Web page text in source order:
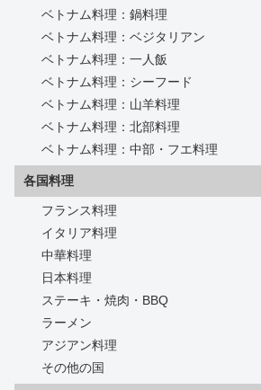
ベトナム料理：鍋料理
ベトナム料理：ベジタリアン
ベトナム料理：一人飯
ベトナム料理：シーフード
ベトナム料理：山羊料理
ベトナム料理：北部料理
ベトナム料理：中部・フエ料理
各国料理
フランス料理
イタリア料理
中華料理
日本料理
ステーキ・焼肉・BBQ
ラーメン
アジアン料理
その他の国